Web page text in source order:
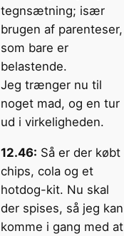
tegnsætning; især
brugen af parenteser,
som bare er
belastende.
Jeg trænger nu til
noget mad, og en tur
ud i virkeligheden.
12.46: Så er der købt
chips, cola og et
hotdog-kit. Nu skal
der spises, så jeg kan
komme i gang med at